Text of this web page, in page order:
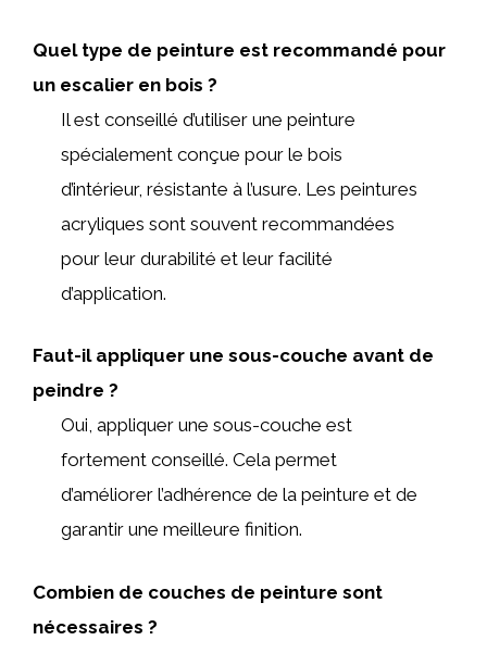
Quel type de peinture est recommandé pour
un escalier en bois ?
Il est conseillé d’utiliser une peinture
spécialement conçue pour le bois
d’intérieur, résistante à l’usure. Les peintures
acryliques sont souvent recommandées
pour leur durabilité et leur facilité
d’application.
Faut-il appliquer une sous-couche avant de
peindre ?
Oui, appliquer une sous-couche est
fortement conseillé. Cela permet
d’améliorer l’adhérence de la peinture et de
garantir une meilleure finition.
Combien de couches de peinture sont
nécessaires ?